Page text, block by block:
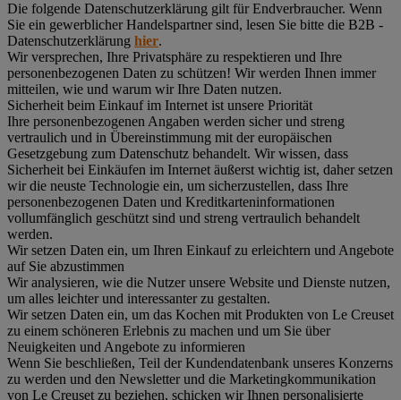
Die folgende Datenschutzerklärung gilt für Endverbraucher. Wenn
Sie ein gewerblicher Handelspartner sind, lesen Sie bitte die B2B -
Datenschutzerklärung hier.
Wir versprechen, Ihre Privatsphäre zu respektieren und Ihre
personenbezogenen Daten zu schützen! Wir werden Ihnen immer
mitteilen, wie und warum wir Ihre Daten nutzen.
Sicherheit beim Einkauf im Internet ist unsere Priorität
Ihre personenbezogenen Angaben werden sicher und streng
vertraulich und in Übereinstimmung mit der europäischen
Gesetzgebung zum Datenschutz behandelt. Wir wissen, dass
Sicherheit bei Einkäufen im Internet äußerst wichtig ist, daher setzen
wir die neuste Technologie ein, um sicherzustellen, dass Ihre
personenbezogenen Daten und Kreditkarteninformationen
vollumfänglich geschützt sind und streng vertraulich behandelt
werden.
Wir setzen Daten ein, um Ihren Einkauf zu erleichtern und Angebote
auf Sie abzustimmen
Wir analysieren, wie die Nutzer unsere Website und Dienste nutzen,
um alles leichter und interessanter zu gestalten.
Wir setzen Daten ein, um das Kochen mit Produkten von Le Creuset
zu einem schöneren Erlebnis zu machen und um Sie über
Neuigkeiten und Angebote zu informieren
Wenn Sie beschließen, Teil der Kundendatenbank unseres Konzerns
zu werden und den Newsletter und die Marketingkommunikation
von Le Creuset zu beziehen, schicken wir Ihnen personalisierte